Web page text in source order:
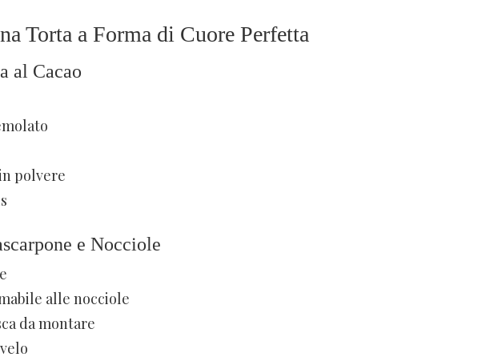
Torta a Forma di Cuore Perfetta
al Cacao
polvere
e Nocciole
alle nocciole
da montare